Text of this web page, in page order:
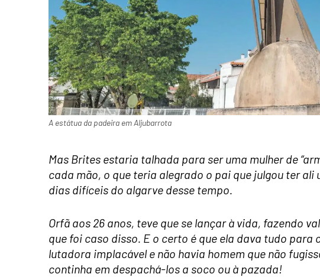
A estátua da padeira em Aljubarrota
Mas Brites estaria talhada para ser uma mulher de
cada mão, o que teria alegrado o pai que julgou ter
dias difíceis do algarve desse tempo.
Orfã aos 26 anos, teve que se lançar à vida, fazendo
que foi caso disso. E o certo é que ela dava tudo
lutadora implacável e não havia homem que não
continha em despachá-los a soco ou à pazada!